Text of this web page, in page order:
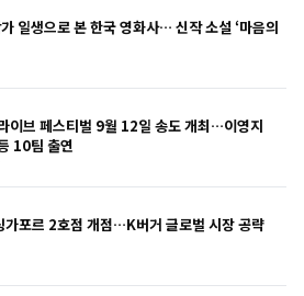
일생으로 본 한국 영화사… 신작 소설 ‘마음의
이브 페스티벌 9월 12일 송도 개최…이영지
10팀 출연
가포르 2호점 개점…K버거 글로벌 시장 공략